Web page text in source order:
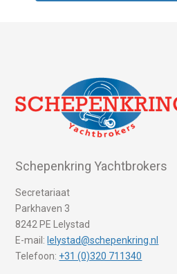
Schepenkring Yachtbrokers
Secretariaat
Parkhaven 3
8242 PE Lelystad
E-mail: lelystad@schepenkring.nl
Telefoon: +31 (0)320 711340